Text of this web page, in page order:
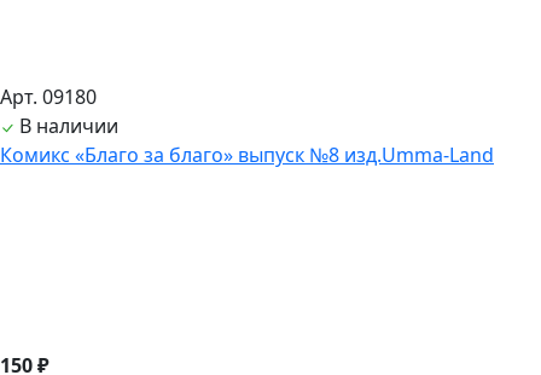
Арт. 09180
В наличии
Комикс «Благо за благо» выпуск №8 изд.Umma-Land
150 ₽